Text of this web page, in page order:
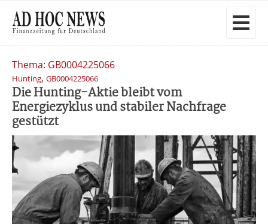
Thema: GB0004225066
Hunting, GB0004225066
Die Hunting-Aktie bleibt vom
Energiezyklus und stabiler Nachfrage
gestützt